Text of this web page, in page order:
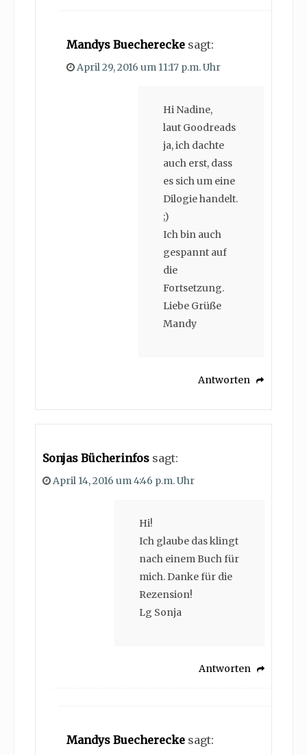
Mandys Buecherecke sagt:
April 29, 2016 um 11:17 p.m. Uhr
Hi Nadine,
laut Goodreads
ja, ich dachte
auch erst, dass
es sich um eine
Dilogie handelt.
;)
Ich bin auch
gespannt auf
die
Fortsetzung.
Liebe Grüße
Mandy
Antworten
Sonjas Bücherinfos sagt:
April 14, 2016 um 4:46 p.m. Uhr
Hi!
Ich glaube das klingt
nach einem Buch für
mich. Danke für die
Rezension!
Lg Sonja
Antworten
Mandys Buecherecke sagt: